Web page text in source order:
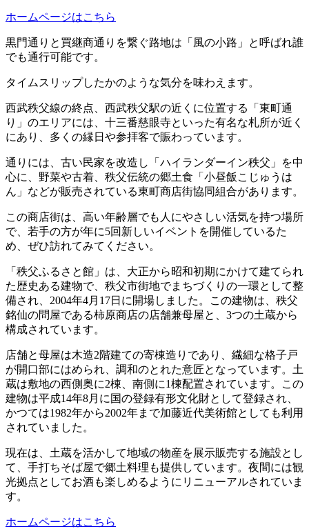
ホームページはこちら
黒門通りと買継商通りを繋ぐ路地は「風の小路」と呼ばれ誰
でも通行可能です。
タイムスリップしたかのような気分を味わえます。
西武秩父線の終点、西武秩父駅の近くに位置する「東町通
り」のエリアには、十三番慈眼寺といった有名な札所が近く
にあり、多くの縁日や参拝客で賑わっています。
通りには、古い民家を改造し「ハイランダーイン秩父」を中
心に、野菜や古着、秩父伝統の郷土食「小昼飯こじゅうは
ん」などが販売されている東町商店街協同組合があります。
この商店街は、高い年齢層でも人にやさしい活気を持つ場所
で、若手の方が年に5回新しいイベントを開催しているた
め、ぜひ訪れてみてください。
「秩父ふるさと館」は、大正から昭和初期にかけて建てられ
た歴史ある建物で、秩父市街地でまちづくりの一環として整
備され、2004年4月17日に開場しました。この建物は、秩父
銘仙の問屋である柿原商店の店舗兼母屋と、3つの土蔵から
構成されています。
店舗と母屋は木造2階建ての寄棟造りであり、繊細な格子戸
が開口部にはめられ、調和のとれた意匠となっています。土
蔵は敷地の西側奥に2棟、南側に1棟配置されています。この
建物は平成14年8月に国の登録有形文化財として登録され、
かつては1982年から2002年まで加藤近代美術館としても利用
されていました。
現在は、土蔵を活かして地域の物産を展示販売する施設とし
て、手打ちそば屋で郷土料理も提供しています。夜間には観
光拠点としてお酒も楽しめるようにリニューアルされていま
す。
ホームページはこちら